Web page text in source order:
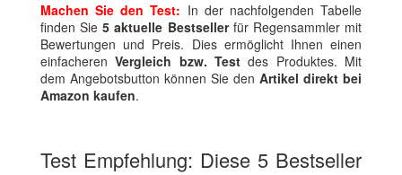
Machen Sie den Test: In der nachfolgenden Tabelle
finden Sie 5 aktuelle Bestsellerfür Regensammler mit
Bewertungen und Preis. Dies ermöglicht Ihnen einen
einfacherenVergleich bzw. Test des Produktes. Mit
dem Angebotsbutton können Sie den Artikel direkt bei
Amazon kaufen.
Test Empfehlung: Diese 5 Bestseller